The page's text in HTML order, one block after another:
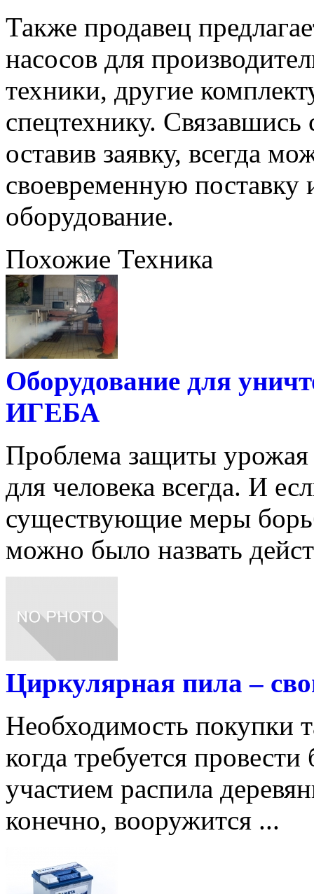
Также продавец
насосов для
техники, другие
спецтехнику.
оставив заявку, всегда
своевременную поставку
оборудование.
Похожие Техника
Оборудование для
ИГЕБА
Проблема защиты урожая
для человека всегда. И
существующие меры
можно было назвать
Циркулярная пила –
Необходимость покупки
когда требуется
участием распила
конечно, вооружится ...